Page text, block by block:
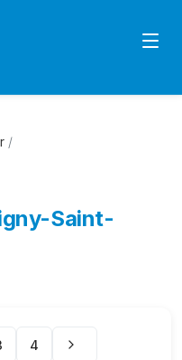
/
Saint-
4